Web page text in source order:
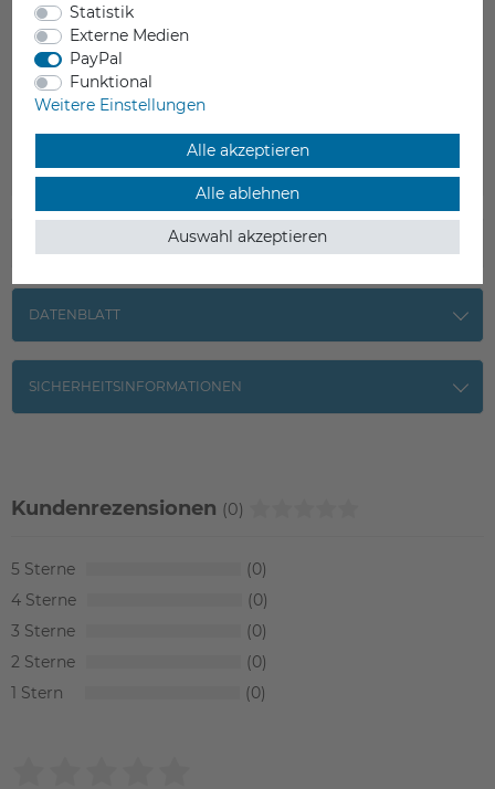
TECHNISCHE DATEN
DATENBLATT
SICHERHEITSINFORMATIONEN
Kundenrezensionen (0)
5
0
4
0
3
0
2
0
1
0
Statistik
Externe Medien
PayPal
Funktional
Weitere Einstellungen
Alle akzeptieren
Alle ablehnen
Auswahl akzeptieren